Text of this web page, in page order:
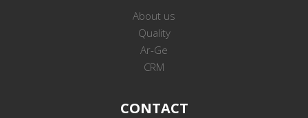
About us
Quality
Ar-Ge
CRM
CONTACT